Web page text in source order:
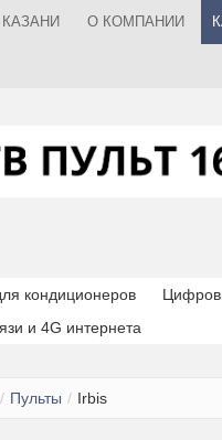
О КОМПАНИИ
кондиционеров
и 4G интернета
/ Пульты / Irbis